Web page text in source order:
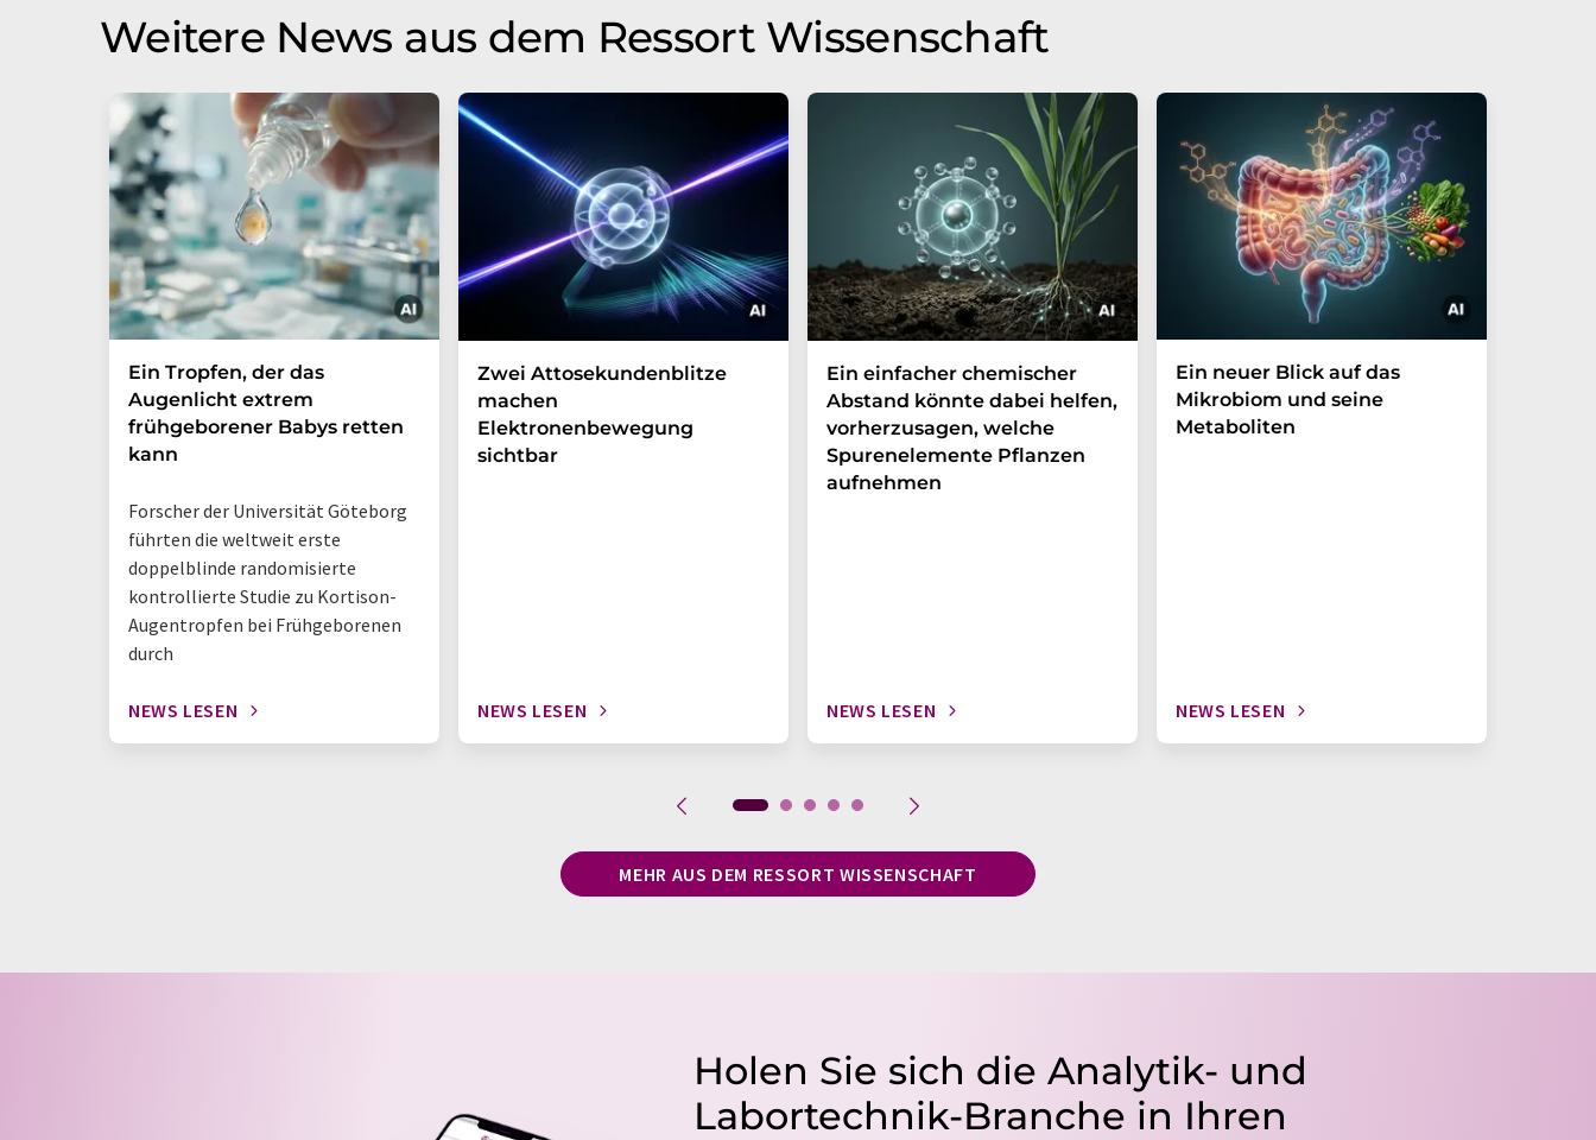
Weitere News aus dem Ressort Wissenschaft
Ein Tropfen, der das
Augenlicht extrem
frühgeborener Babys retten
kann
Forscher der Universität Göteborg
führten die weltweit erste
doppelblinde randomisierte
kontrollierte Studie zu Kortison-
Augentropfen bei Frühgeborenen
durch
NEWS LESEN
Zwei Attosekundenblitze
machen
Elektronenbewegung
sichtbar
NEWS LESEN
Ein einfacher chemischer
Abstand könnte dabei helfen,
vorherzusagen, welche
Spurenelemente Pflanzen
aufnehmen
NEWS LESEN
Ein neuer Blick auf das
Mikrobiom und seine
Metaboliten
NEWS LESEN
MEHR AUS DEM RESSORT WISSENSCHAFT
Holen Sie sich die Analytik- und
Labortechnik-Branche in Ihren